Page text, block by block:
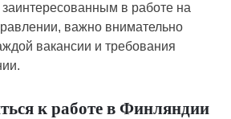
в работе на
важно внимательно
вакансии и требования
к работе в Финляндии